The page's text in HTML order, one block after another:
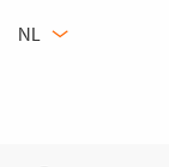
WIJZIGEN
NL